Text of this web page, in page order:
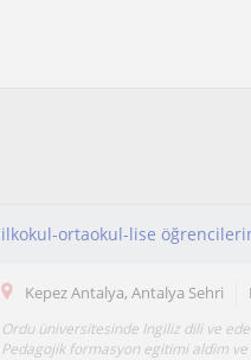
ilkokul-ortaokul-lise
Kepez Antalya, Antalya Sehri
Ordu üniversitesinde Ingiliz dili ve
Pedagojik formasyon egitimi aldim